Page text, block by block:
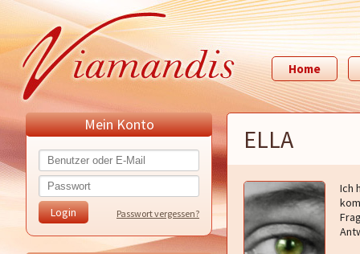
Home
Mein Konto
Passwort vergessen?
ELLA
Ich